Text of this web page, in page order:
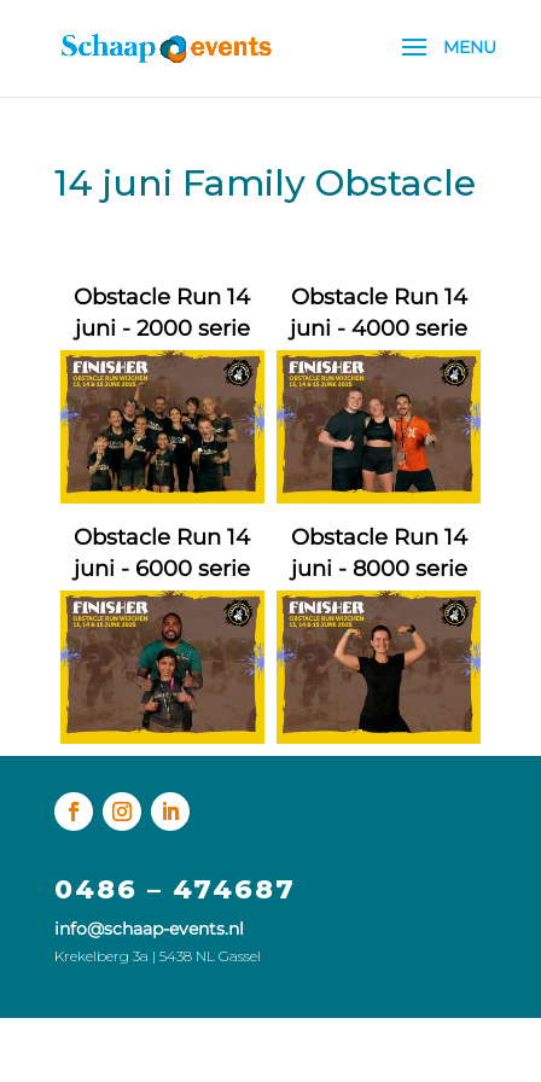
14 juni Family Obstacle
Obstacle Run 14
juni - 2000 serie
Obstacle Run 14
juni - 4000 serie
Obstacle Run 14
juni - 6000 serie
Obstacle Run 14
juni - 8000 serie
0486 – 474687
info@schaap-events.nl
Krekelberg 3a | 5438 NL Gassel